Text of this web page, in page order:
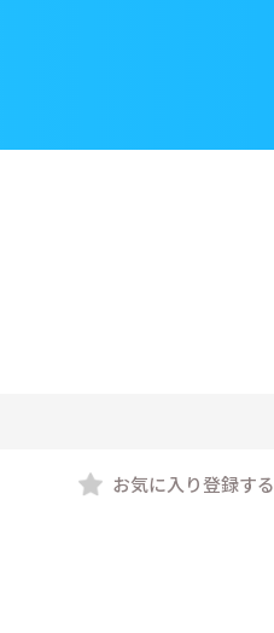
お気に入り登録する